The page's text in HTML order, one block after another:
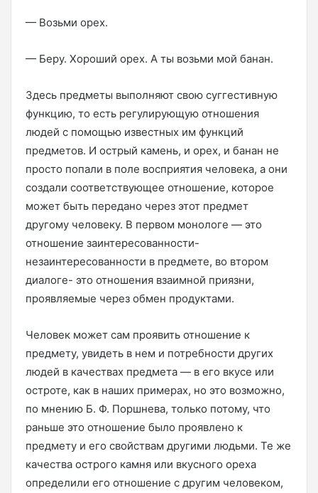
— Возьми орех.
— Беру. Хороший орех. А ты возьми мой банан.
Здесь предметы выполняют свою суггестивную
функцию, то есть регулирующую отношения
людей с помощью известных им функций
предметов. И острый камень, и орех, и банан не
просто попали в поле восприятия человека, а они
создали соответствующее отношение, которое
может быть передано через этот предмет
другому человеку. В первом монологе — это
отношение заинтересованности-
незаинтересованности в предмете, во втором
диалоге- это отношения взаимной приязни,
проявляемые через обмен продуктами.
Человек может сам проявить отношение к
предмету, увидеть в нем и потребности других
людей в качествах предмета — в его вкусе или
остроте, как в наших примерах, но это возможно,
по мнению Б. Ф. Поршнева, только потому, что
раньше это отношение было проявлено к
предмету и его свойствам другими людьми. Те же
качества острого камня или вкусного ореха
определили его отношение с другим человеком,